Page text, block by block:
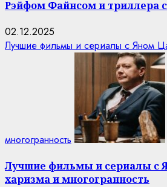
Рэйфом Файнсом и триллера
02.12.2025
Лучшие фильмы и сериалы с Яном
многогранность
Лучшие фильмы и сериалы с
харизма и многогранность